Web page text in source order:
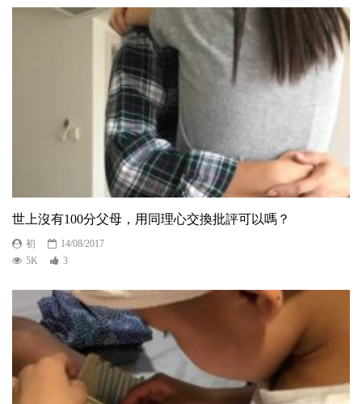
世上沒有100分父母，用同理心交換批評可以嗎？
初
14/08/2017
5K
3